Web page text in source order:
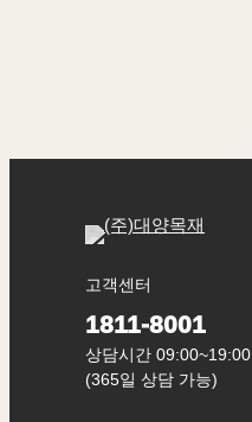
고객센터
1811-8001
상담시간 09:00~19:00
(365일 상담 가능)